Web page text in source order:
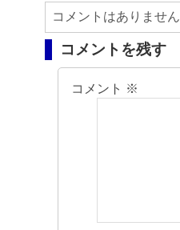
コメントはありません
コメントを残す
コメント ※